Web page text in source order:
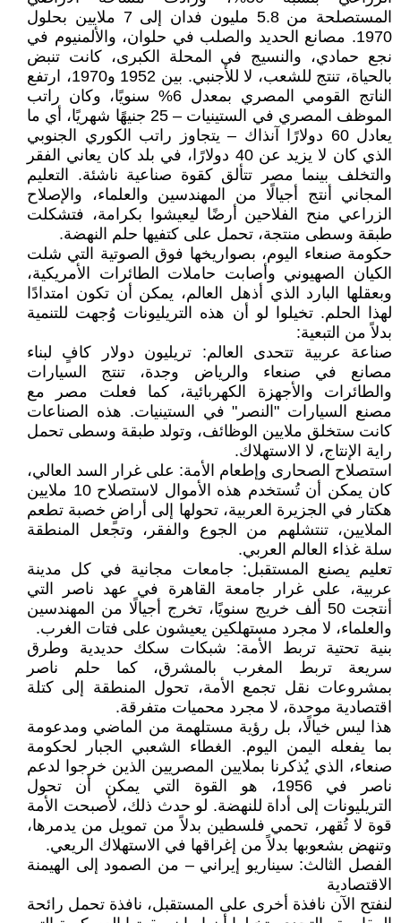
المستصلحة من 5.8 مليون فدان إلى 7 ملايين بحلول
1970. مصانع الحديد والصلب في حلوان، والألمنيوم في
نجع حمادي، والنسيج في المحلة الكبرى، كانت تنبض
بالحياة، تنتج للشعب، لا للأجنبي. بين 1952 و1970، ارتفع
الناتج القومي المصري بمعدل 6% سنويًا، وكان راتب
الموظف المصري في الستينيات – 25 جنيهًا شهريًا، أي ما
يعادل 60 دولارًا آنذاك – يتجاوز راتب الكوري الجنوبي
الذي كان لا يزيد عن 40 دولارًا، في بلد كان يعاني الفقر
والتخلف بينما مصر تتألق كقوة صناعية ناشئة. التعليم
المجاني أنتج أجيالًا من المهندسين والعلماء، والإصلاح
الزراعي منح الفلاحين أرضًا ليعيشوا بكرامة، فتشكلت
طبقة وسطى منتجة، تحمل على كتفيها حلم النهضة.
حكومة صنعاء اليوم، بصواريخها فوق الصوتية التي شلت
الكيان الصهيوني وأصابت حاملات الطائرات الأمريكية،
وبعقلها البارد الذي أذهل العالم، يمكن أن تكون امتدادًا
لهذا الحلم. تخيلوا لو أن هذه التريليونات وُجهت للتنمية
بدلاً من التبعية:
صناعة عربية تتحدى العالم: تريليون دولار كافٍ لبناء
مصانع في صنعاء والرياض وجدة، تنتج السيارات
والطائرات والأجهزة الكهربائية، كما فعلت مصر مع
مصنع السيارات "النصر" في الستينيات. هذه الصناعات
كانت ستخلق ملايين الوظائف، وتولد طبقة وسطى تحمل
راية الإنتاج، لا الاستهلاك.
استصلاح الصحارى وإطعام الأمة: على غرار السد العالي،
كان يمكن أن تُستخدم هذه الأموال لاستصلاح 10 ملايين
هكتار في الجزيرة العربية، تحولها إلى أراضٍ خصبة تطعم
الملايين، تنتشلهم من الجوع والفقر، وتجعل المنطقة
سلة غذاء العالم العربي.
تعليم يصنع المستقبل: جامعات مجانية في كل مدينة
عربية، على غرار جامعة القاهرة في عهد ناصر التي
أنتجت 50 ألف خريج سنويًا، تخرج أجيالًا من المهندسين
والعلماء، لا مجرد مستهلكين يعيشون على فتات الغرب.
بنية تحتية تربط الأمة: شبكات سكك حديدية وطرق
سريعة تربط المغرب بالمشرق، كما حلم ناصر
بمشروعات نقل تجمع الأمة، تحول المنطقة إلى كتلة
اقتصادية موحدة، لا مجرد محميات متفرقة.
هذا ليس خيالًا، بل رؤية مستلهمة من الماضي ومدعومة
بما يفعله اليمن اليوم. الغطاء الشعبي الجبار لحكومة
صنعاء، الذي يُذكرنا بملايين المصريين الذين خرجوا لدعم
ناصر في 1956، هو القوة التي يمكن أن تحول
التريليونات إلى أداة للنهضة. لو حدث ذلك، لأصبحت الأمة
قوة لا تُقهر، تحمي فلسطين بدلاً من تمويل من يدمرها،
وتنهض بشعوبها بدلاً من إغراقها في الاستهلاك الريعي.
الفصل الثالث: سيناريو إيراني – من الصمود إلى الهيمنة
الاقتصادية
لنفتح الآن نافذة أخرى على المستقبل، نافذة تحمل رائحة